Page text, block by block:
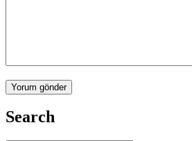
Yorum gönder
Search